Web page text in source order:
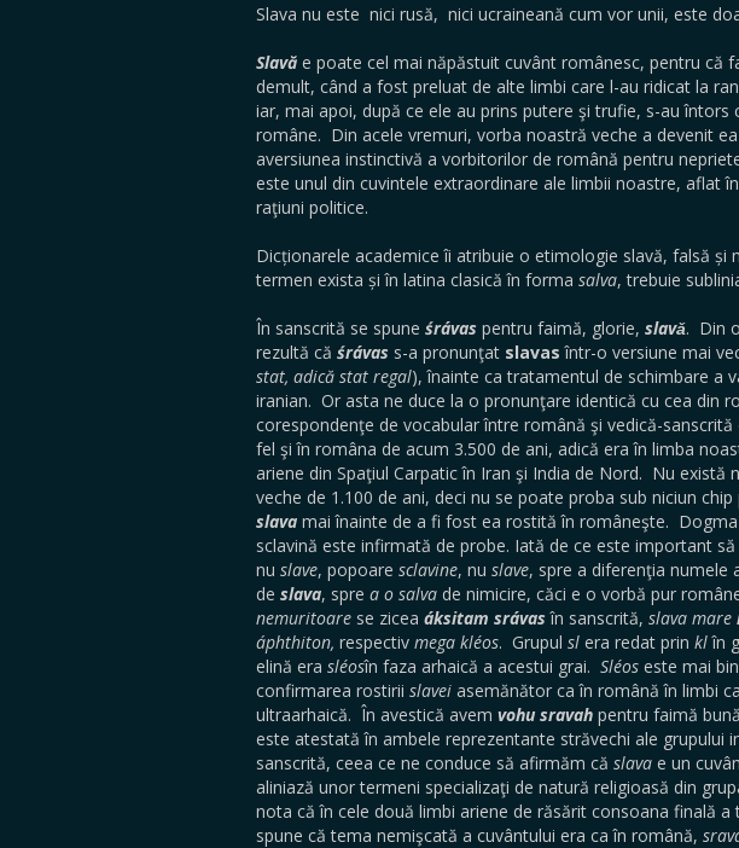
Slava nu este nici rusă, nici ucraineană cum vor unii, este
Slavă e poate cel mai năpăstuit cuvânt românesc, pentru că
demult, când a fost preluat de alte limbi care l-au ridicat la
iar, mai apoi, după ce ele au prins putere şi trufie, s-au
române. Din acele vremuri, vorba noastră veche a devenit
aversiunea instinctivă a vorbitorilor de română pentru
este unul din cuvintele extraordinare ale limbii noastre, aflat
raţiuni politice.
Dicționarele academice îi atribuie o etimologie slavă, falsă și
termen exista și în latina clasică în forma salva, trebuie
În sanscrită se spune śrávas pentru faimă, glorie, slavǎ. Din
rezultă că śrávas s-a pronunţat slavas într-o versiune mai
stat, adică stat regal), înainte ca tratamentul de schimbare a
iranian. Or asta ne duce la o pronunţare identică cu cea din
corespondenţe de vocabular între română şi vedică-
fel şi în româna de acum 3.500 de ani, adică era în limba
ariene din Spaţiul Carpatic în Iran şi India de Nord. Nu există
veche de 1.100 de ani, deci nu se poate proba sub niciun
slava mai înainte de a fi fost ea rostită în româneşte.
sclavină este infirmată de probe. Iată de ce este important
nu slave, popoare sclavine, nu slave, spre a diferenţia numele
de slava, spre a o salva de nimicire, căci e o vorbă pur
nemuritoare se zicea áksitam srávas în sanscrită, slava mare
áphthiton, respectiv mega kléos. Grupul sl era redat prin klîn
elină era sléosîn faza arhaică a acestui grai. Sléos este mai
confirmarea rostirii slavei asemănător ca în română în limbi
ultraarhaică. În avestică avem vohu sravah pentru faimă
este atestată în ambele reprezentante străvechi ale grupului
sanscrită, ceea ce ne conduce să afirmăm că slava e un
aliniază unor termeni specializaţi de natură religioasă din
nota că în cele două limbi ariene de răsărit consoana finală a
spune că tema nemişcată a cuvântului era ca în română,